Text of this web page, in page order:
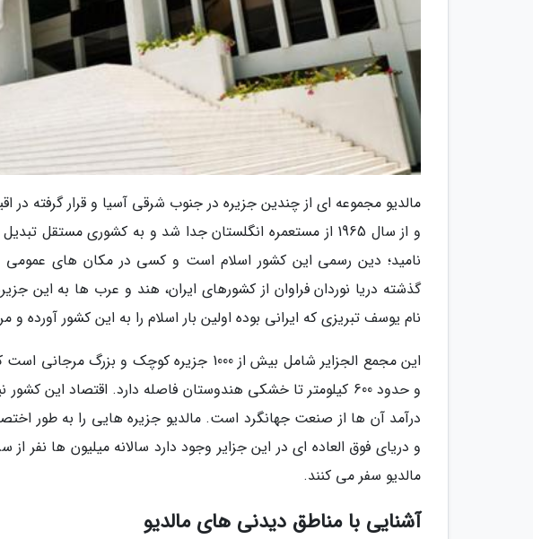
و از سال 1965 از مستعمره انگلستان جدا شد و به کشوری
نامید؛ دین رسمی این کشور اسلام است و کسی در مکان های عمومی
گذشته دریا نوردان فراوان از کشورهای ایران، هند و عرب ها به این
نام یوسف تبریزی که ایرانی بوده اولین بار اسلام را به این کشور آورده
و حدود 600 کیلومتر تا خشکی هندوستان فاصله دارد. اقتصاد این
درآمد آن ها از صنعت جهانگرد است. مالدیو جزیره هایی را به طور
و دریای فوق العاده ای در این جزایر وجود دارد سالانه میلیون ها نفر
مالدیو سفر می کنند.
آشنایی با مناطق دیدنی های مالدیو